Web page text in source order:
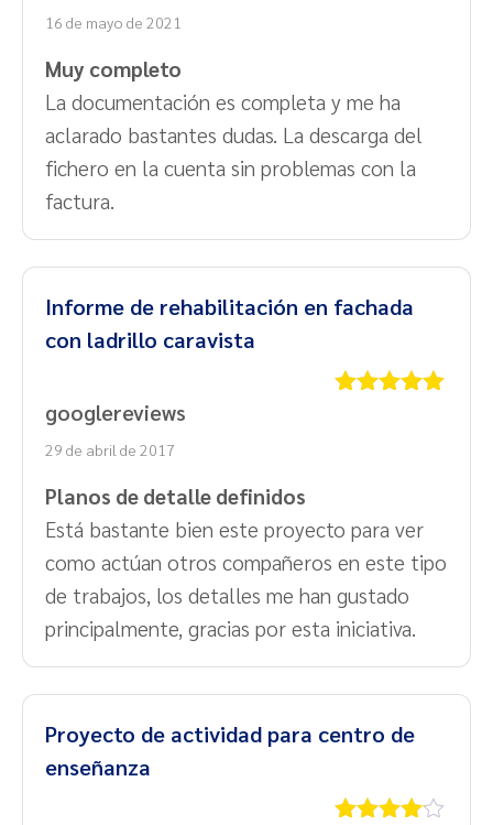
16 de mayo de 2021
Muy completo
La documentación es completa y me ha
aclarado bastantes dudas. La descarga del
fichero en la cuenta sin problemas con la
factura.
Informe de rehabilitación en fachada
con ladrillo caravista
googlereviews
29 de abril de 2017
Planos de detalle definidos
Está bastante bien este proyecto para ver
como actúan otros compañeros en este tipo
de trabajos, los detalles me han gustado
principalmente, gracias por esta iniciativa.
Proyecto de actividad para centro de
enseñanza